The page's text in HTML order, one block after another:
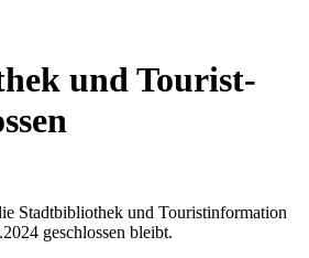
und Tourist-
Stadtbibliothek und Touristinformation
geschlossen bleibt.